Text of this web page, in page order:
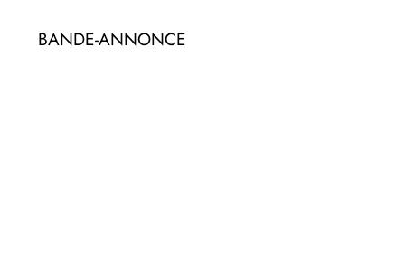
BANDE-ANNONCE